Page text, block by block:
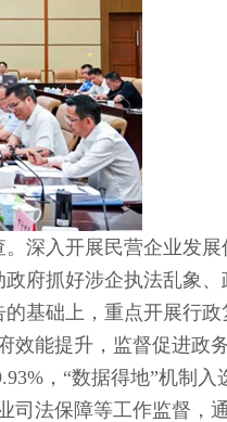
深入开展民营企业发展
府抓好涉企执法乱象、
基础上，重点开展行政
效能提升，监督促进政
，“数据得地”机制入
司法保障等工作监督，